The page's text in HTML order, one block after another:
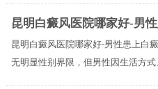
昆明白癜风医院哪家好-男
昆明白癜风医院哪家好-男性患上白
无明显性别界限，但男性因生活方式